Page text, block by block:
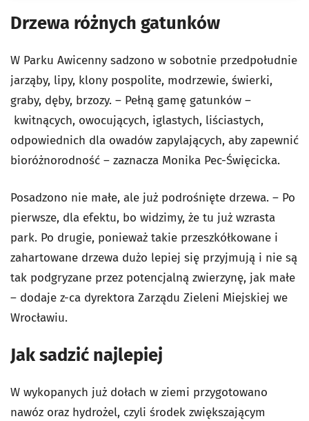
Drzewa różnych gatunków
W Parku Awicenny sadzono w sobotnie przedpołudnie
jarząby, lipy, klony pospolite, modrzewie, świerki,
graby, dęby, brzozy. – Pełną gamę gatunków –
kwitnących, owocujących, iglastych, liściastych,
odpowiednich dla owadów zapylających, aby zapewnić
bioróżnorodność – zaznacza Monika Pec-Święcicka.
Posadzono nie małe, ale już podrośnięte drzewa. – Po
pierwsze, dla efektu, bo widzimy, że tu już wzrasta
park. Po drugie, ponieważ takie przeszkółkowane i
zahartowane drzewa dużo lepiej się przyjmują i nie są
tak podgryzane przez potencjalną zwierzynę, jak małe
– dodaje z-ca dyrektora Zarządu Zieleni Miejskiej we
Wrocławiu.
Jak sadzić najlepiej
W wykopanych już dołach w ziemi przygotowano
nawóz oraz hydrożel, czyli środek zwiększającym